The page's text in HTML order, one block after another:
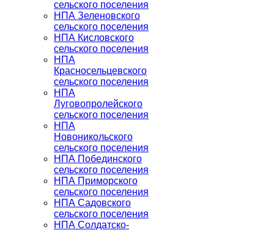
сельского поселения
НПА Зеленовского
сельского поселения
НПА Кисловского
сельского поселения
НПА
Красносельцевского
сельского поселения
НПА
Луговопролейского
сельского поселения
НПА
Новоникольского
сельского поселения
НПА Побединского
сельского поселения
НПА Приморского
сельского поселения
НПА Садовского
сельского поселения
НПА Солдатско-